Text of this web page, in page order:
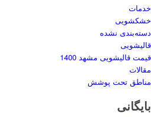
خدمات
خشکشویی
دسته‌بندی نشده
قالیشویی
قیمت قالیشویی مشهد 1400
مقالات
مناطق تحت پوشش
بایگانی